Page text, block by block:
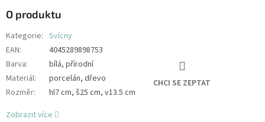
O produktu
Kategorie: Svícny
EAN:
4045289898753
Barva:
bílá, přírodní
Materiál:
porcelán, dřevo
Rozměr: hl7 cm, š25 cm, v13.5 cm
CHCI SE ZEPTAT
Zobrazit více